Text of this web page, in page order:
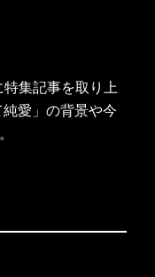
集記事を取り上
愛」の背景や今